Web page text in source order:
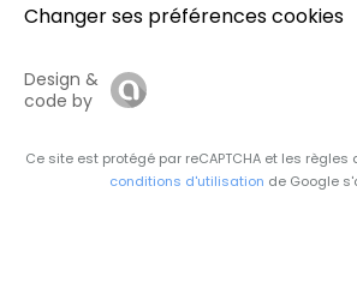
Changer ses préférences cookies
Design &
code by
Ce site est protégé par reCAPTCHA et les règles
conditions d'utilisation de Google